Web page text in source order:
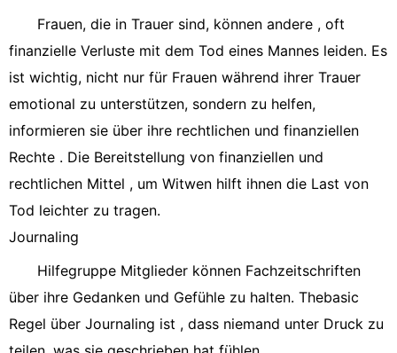
Frauen, die in Trauer sind, können andere , oft
finanzielle Verluste mit dem Tod eines Mannes leiden. Es
ist wichtig, nicht nur für Frauen während ihrer Trauer
emotional zu unterstützen, sondern zu helfen,
informieren sie über ihre rechtlichen und finanziellen
Rechte . Die Bereitstellung von finanziellen und
rechtlichen Mittel , um Witwen hilft ihnen die Last von
Tod leichter zu tragen.
Journaling
Hilfegruppe Mitglieder können Fachzeitschriften
über ihre Gedanken und Gefühle zu halten. Thebasic
Regel über Journaling ist , dass niemand unter Druck zu